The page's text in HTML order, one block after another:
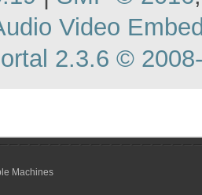
Video
2.3.6 ©
Machines